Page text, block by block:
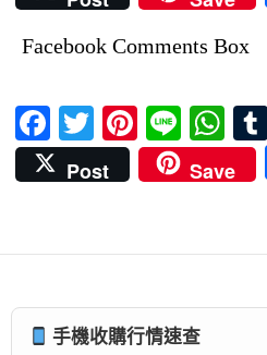
e
b
o
k
itt
er
er
es
e at
s
p
p
Facebook Comments Box
F
ac
e
o
o
k
T
w
itt
Pi
nt
er
t
Li
n
e
W
h
at
A
p
Post
Save
手機收購行情速查